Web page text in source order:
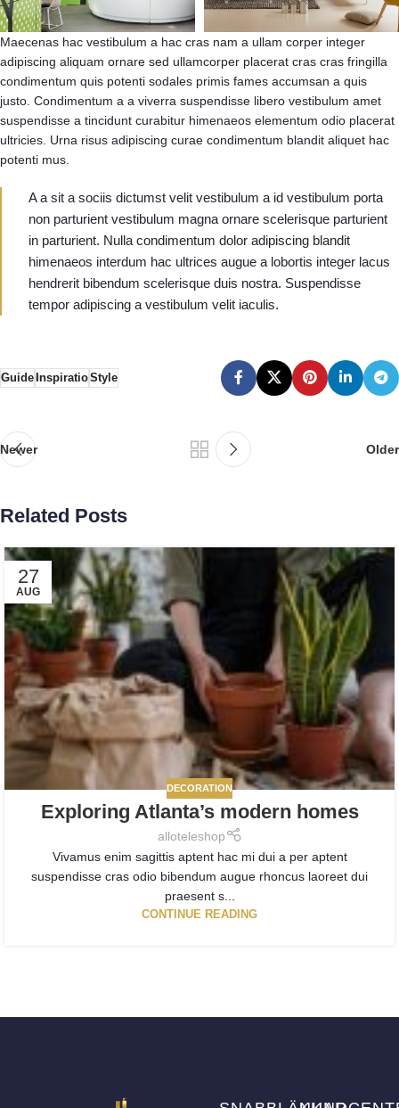
Maecenas hac vestibulum a hac cras nam a ullam corper integer
adipiscing aliquam ornare sed ullamcorper placerat cras cras fringilla
condimentum quis potenti sodales primis fames accumsan a quis
justo. Condimentum a a viverra suspendisse libero vestibulum amet
suspendisse a tincidunt curabitur himenaeos elementum odio placerat
ultricies. Urna risus adipiscing curae condimentum blandit aliquet hac
potenti mus.
A a sit a sociis dictumst velit vestibulum a id vestibulum porta
non parturient vestibulum magna ornare scelerisque parturient
in parturient. Nulla condimentum dolor adipiscing blandit
himenaeos interdum hac ultrices augue a lobortis integer lacus
hendrerit bibendum scelerisque duis nostra. Suspendisse
tempor adipiscing a vestibulum velit iaculis.
GuideInspiratioStyle
Newer Older
Related Posts
27
AUG
DECORATION
Exploring Atlanta’s modern homes
alloteleshop
Vivamus enim sagittis aptent hac mi dui a per aptent
suspendisse cras odio bibendum augue rhoncus laoreet dui
praesent s...
CONTINUE READING